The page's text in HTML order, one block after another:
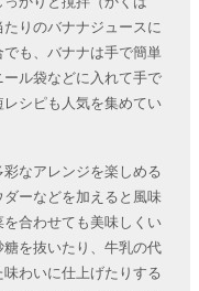
りのバナナジュースに
も、バナナは手で簡単
ル袋などに入れて手で
シピも人気を集めてい
なアレンジを楽しめる
ダーなどを加えると風味
合わせても美味しくい
を抜いたり、牛乳の代
わいに仕上げたりする